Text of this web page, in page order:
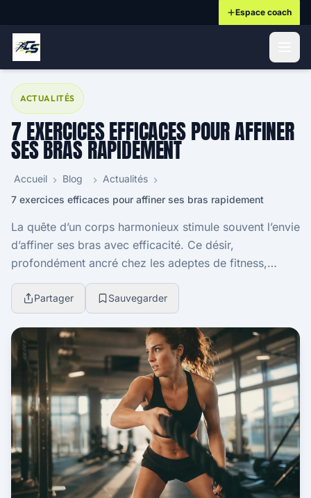
Espace coach
ACTUALITÉS
7 EXERCICES EFFICACES POUR AFFINER
SES BRAS RAPIDEMENT
Accueil Blog
Actualités
7 exercices efficaces pour affiner ses bras rapidement
La quête d’un corps harmonieux stimule souvent l’envie
d’affiner ses bras avec efficacité. Ce désir,
profondément ancré chez les adeptes de fitness,
s’accompagne d’une recherche presque frénétique de
Partager Sauvegarder